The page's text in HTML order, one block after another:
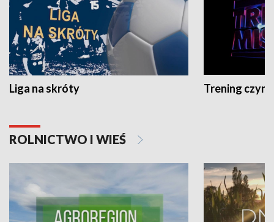
Liga na skróty Trening czyni
ROLNICTWO I WIEŚ